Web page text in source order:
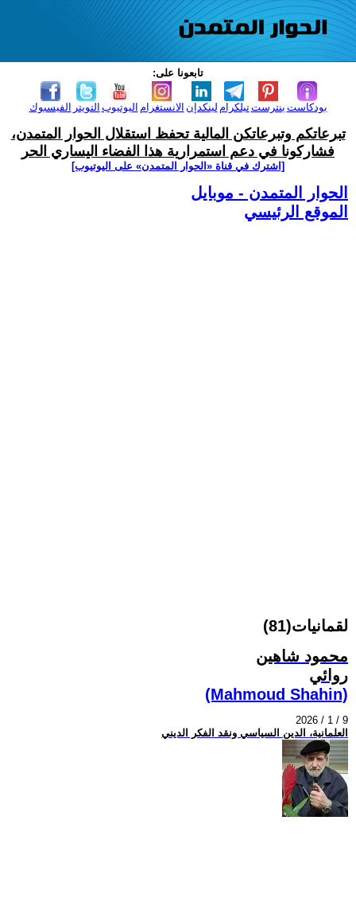
تابعونا على:
الفيسبوك التويتر اليوتيوب الانستغرام لينكدإن تيلكرامبنترست بودكاست
تبرعاتكم وتبرعاتكن المالية تحفظ استقلال الحوار المتمدن،
فشاركونا في دعم استمرارية هذا الفضاء اليساري الحر
[اشترك في قناة ‫«الحوار المتمدن» على اليوتيوب]
الحوار المتمدن - موبايل
الموقع الرئيسي
لقمانيات(81)
محمود شاهين
روائي
(Mahmoud Shahin)
2026 / 1 / 9
العلمانية، الدين السياسي ونقد الفكر الديني